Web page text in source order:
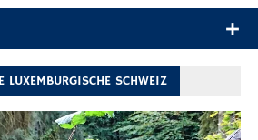
Ein Blog für alle, die gern
LUXEMBURGISCHE SCHWEIZ